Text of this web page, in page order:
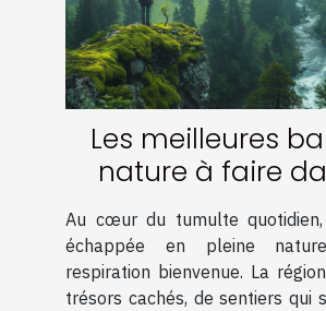
Les meilleures
nature à faire
région
Au cœur du tumulte
échappée en pleine
respiration bienvenue. La
trésors cachés, de sentiers qui